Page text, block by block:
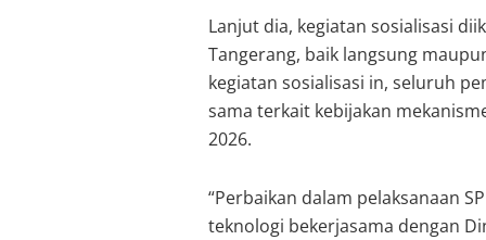
Lanjut dia, kegiatan sosialisasi
Tangerang, baik langsung
kegiatan sosialisasi in, seluruh
sama terkait kebijakan
2026.
“Perbaikan dalam pelaksanaan
teknologi bekerjasama dengan